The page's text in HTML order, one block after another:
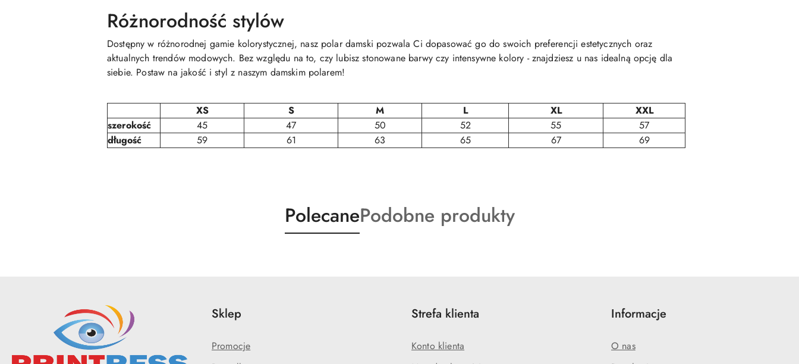
Różnorodność stylów
Dostępny w różnorodnej gamie kolorystycznej, nasz polar damski pozwala Ci dopasować go do swoich preferencji estetycznych oraz
aktualnych trendów modowych. Bez względu na to, czy lubisz stonowane barwy czy intensywne kolory - znajdziesz u nas idealną opcję dla
siebie. Postaw na jakość i styl z naszym damskim polarem!
XS S M L XL
XXL
szerokość
45 47 50 52 55
57
długość
59 61 63 65 67 69
Produkty
o
PolecaneProdukty
o
Podobne produkty
Sklep
Promocje
Strefa klienta
Konto klienta
Informacje
O nas